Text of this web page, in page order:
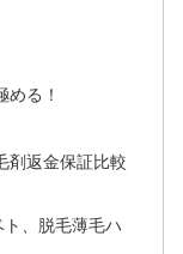
る！
剤返金保証比較
、脱毛薄毛ハ